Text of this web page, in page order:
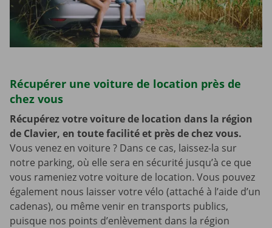
Récupérer une voiture de location près de
chez vous
Récupérez votre voiture de location dans la région
de Clavier, en toute facilité et près de chez vous.
Vous venez en voiture ? Dans ce cas, laissez-la sur
notre parking, où elle sera en sécurité jusqu’à ce que
vous rameniez votre voiture de location. Vous pouvez
également nous laisser votre vélo (attaché à l’aide d’un
cadenas), ou même venir en transports publics,
puisque nos points d’enlèvement dans la région